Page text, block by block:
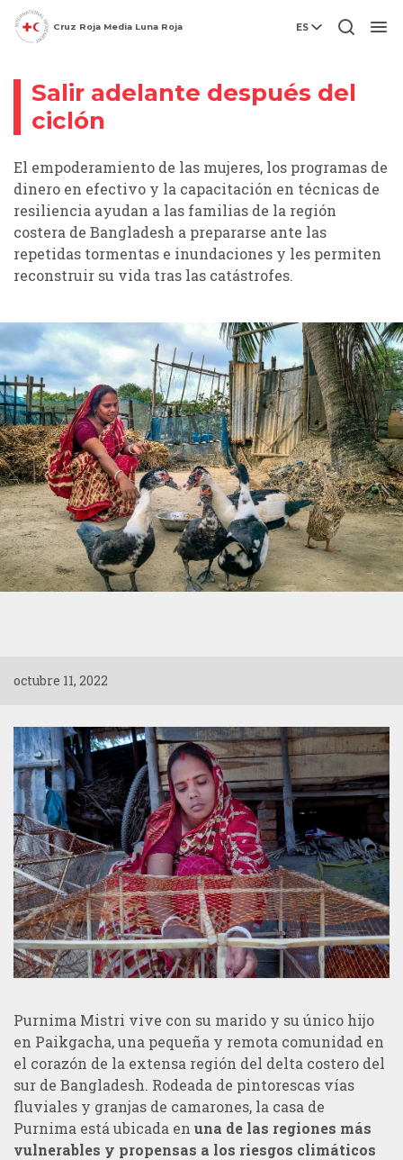
Cruz Roja Media Luna Roja ES
Fotogalería
Salir adelante después del
ciclón
El empoderamiento de las mujeres, los programas de
dinero en efectivo y la capacitación en técnicas de
resiliencia ayudan a las familias de la región
costera de Bangladesh a prepararse ante las
repetidas tormentas e inundaciones y les permiten
reconstruir su vida tras las catástrofes.
octubre 11, 2022
Purnima Mistri vive con su marido y su único hijo
en Paikgacha, una pequeña y remota comunidad en
el corazón de la extensa región del delta costero del
sur de Bangladesh. Rodeada de pintorescas vías
fluviales y granjas de camarones, la casa de
Purnima está ubicada en una de las regiones más
vulnerables y propensas a los riesgos climáticos